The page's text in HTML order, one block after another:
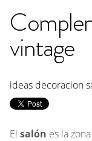
vintage
ideas decoracion
El salón es la